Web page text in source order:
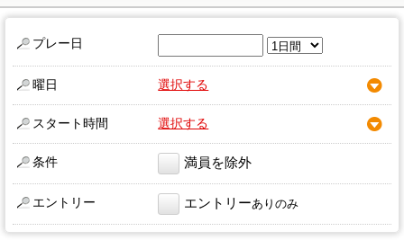
プレー日
曜日 選択する
スタート時間 選択する
条件 満員を除外
エントリー エントリーありのみ